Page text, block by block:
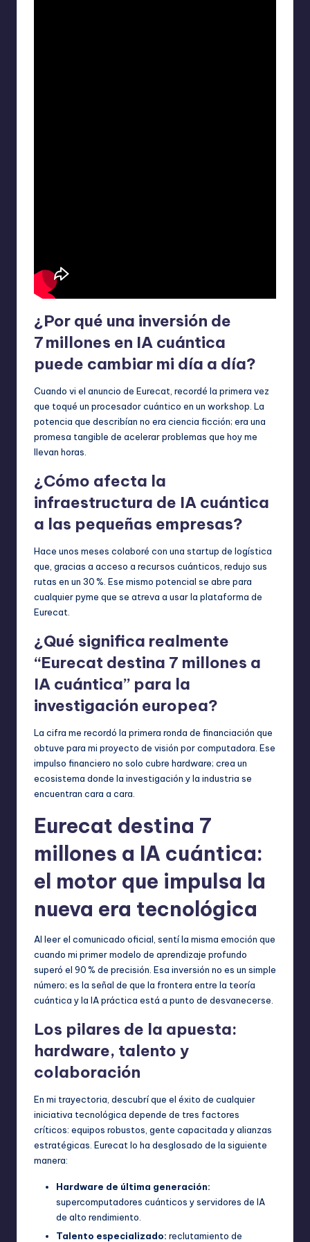
¿Por qué una inversión de
7 millones en IA cuántica
puede cambiar mi día a día?
Cuando vi el anuncio de Eurecat, recordé la primera vez
que toqué un procesador cuántico en un workshop. La
potencia que describían no era ciencia ficción; era una
promesa tangible de acelerar problemas que hoy me
llevan horas.
¿Cómo afecta la
infraestructura de IA cuántica
a las pequeñas empresas?
Hace unos meses colaboré con una startup de logística
que, gracias a acceso a recursos cuánticos, redujo sus
rutas en un 30 %. Ese mismo potencial se abre para
cualquier pyme que se atreva a usar la plataforma de
Eurecat.
¿Qué significa realmente
“Eurecat destina 7 millones a
IA cuántica” para la
investigación europea?
La cifra me recordó la primera ronda de financiación que
obtuve para mi proyecto de visión por computadora. Ese
impulso financiero no solo cubre hardware; crea un
ecosistema donde la investigación y la industria se
encuentran cara a cara.
Eurecat destina 7
millones a IA cuántica:
el motor que impulsa la
nueva era tecnológica
Al leer el comunicado oficial, sentí la misma emoción que
cuando mi primer modelo de aprendizaje profundo
superó el 90 % de precisión. Esa inversión no es un simple
número; es la señal de que la frontera entre la teoría
cuántica y la IA práctica está a punto de desvanecerse.
Los pilares de la apuesta:
hardware, talento y
colaboración
En mi trayectoria, descubrí que el éxito de cualquier
iniciativa tecnológica depende de tres factores
críticos: equipos robustos, gente capacitada y alianzas
estratégicas. Eurecat lo ha desglosado de la siguiente
manera:
Hardware de última generación:
supercomputadores cuánticos y servidores de IA
de alto rendimiento.
Talento especializado: reclutamiento de